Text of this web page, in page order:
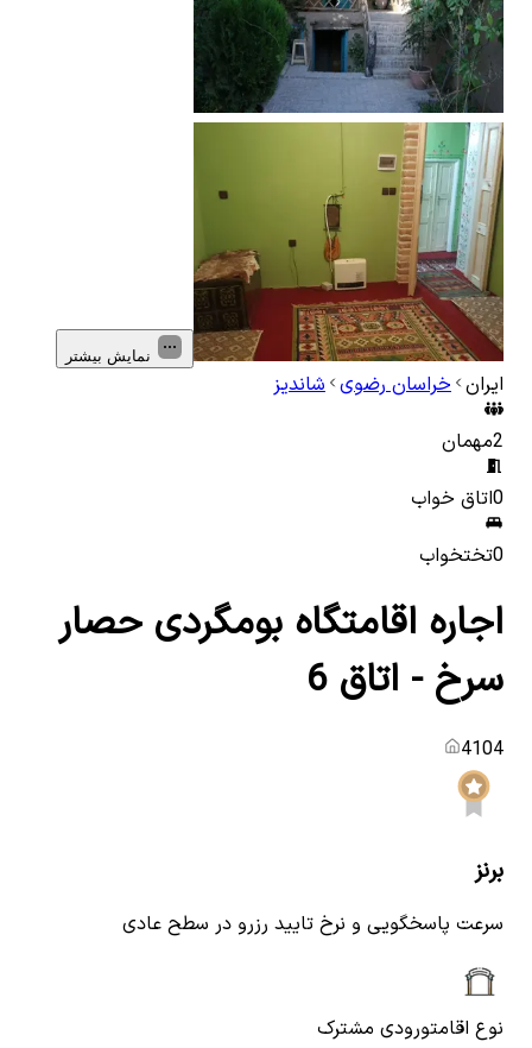
نمایش بیشتر
ایران خراسان رضوی شاندیز
2مهمان
0اتاق خواب
0تختخواب
اجاره اقامتگاه بومگردی حصار
سرخ - اتاق 6
4104
برنز
سرعت پاسخگویی و نرخ تایید رزرو در سطح عادی
نوع اقامتورودی مشترک